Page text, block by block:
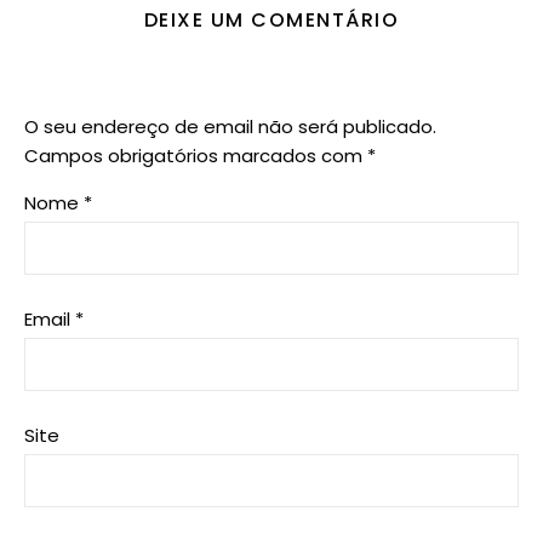
DEIXE UM COMENTÁRIO
O seu endereço de email não será publicado.
Campos obrigatórios marcados com *
Nome *
Email *
Site